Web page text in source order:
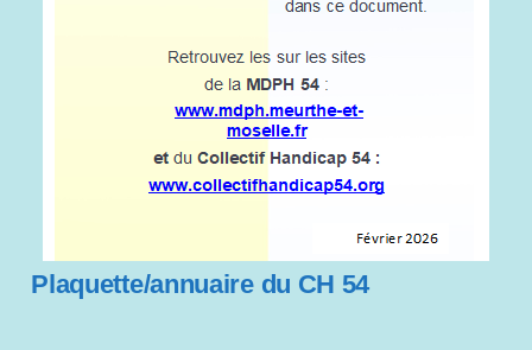
Plaquette/annuaire du CH 54